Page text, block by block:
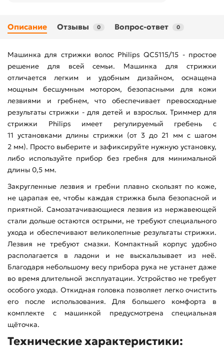
Описание Отзывы 0 Вопрос-ответ 0
Машинка для стрижки волос Philips QC5115/15 - простое
решение для всей семьи. Машинка для стрижки
отличается легким и удобным дизайном, оснащена
мощным бесшумным мотором, безопасными для кожи
лезвиями и гребнем, что обеспечивает превосходные
результаты стрижки - для детей и взрослых. Триммер для
стрижки Philips имеет регулируемый гребень с
11 установками длины стрижки (от 3 до 21 мм с шагом
2 мм). Просто выберите и зафиксируйте нужную установку,
либо используйте прибор без гребня для минимальной
длины 0,5 мм.
Закругленные лезвия и гребни плавно скользят по коже,
не царапая ее, чтобы каждая стрижка была безопасной и
приятной. Самозатачивающиеся лезвия из нержавеющей
стали дольше остаются острыми, не требуют специального
ухода и обеспечивают великолепные результаты стрижки.
Лезвия не требуют смазки. Компактный корпус удобно
располагается в ладони и не выскальзывает из неё.
Благодаря небольшому весу прибора рука не устанет даже
во время длительной эксплуатации. Устройство не требует
особого ухода. Откидная головка позволяет легко очистить
его после использования. Для большего комфорта в
комплекте с машинкой предусмотрена специальная
щёточка.
Технические характеристики: